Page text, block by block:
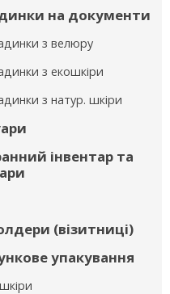
на документи
з велюру
з екошкіри
з натур. шкіри
інвентар та
(візитниці)
упакування